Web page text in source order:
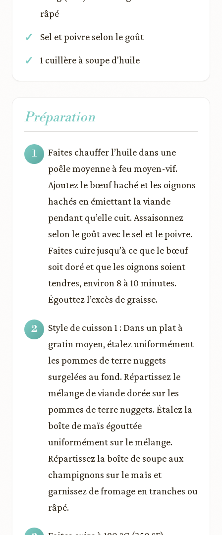
râpé
Sel et poivre selon le goût
1 cuillère à soupe d'huile
Préparation
Faites chauffer l’huile dans une
poêle moyenne à feu moyen-vif.
Ajoutez le bœuf haché et les oignons
hachés en émiettant la viande
pendant qu’elle cuit. Assaisonnez
selon le goût avec le sel et le poivre.
Faites cuire jusqu’à ce que le bœuf
soit doré et que les oignons soient
tendres, environ 8 à 10 minutes.
Égouttez l’excès de graisse.
Style de cuisson 1 : Dans un plat à
gratin moyen, étalez uniformément
les pommes de terre nuggets
surgelées au fond. Répartissez le
mélange de viande dorée sur les
pommes de terre nuggets. Étalez la
boîte de maïs égouttée
uniformément sur le mélange.
Répartissez la boîte de soupe aux
champignons sur le maïs et
garnissez de fromage en tranches ou
râpé.